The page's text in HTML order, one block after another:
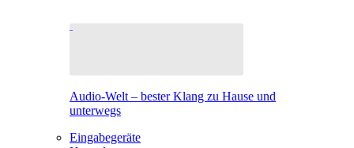
Audio-Welt – bester Klang zu Hause und
unterwegs
Eingabegeräte